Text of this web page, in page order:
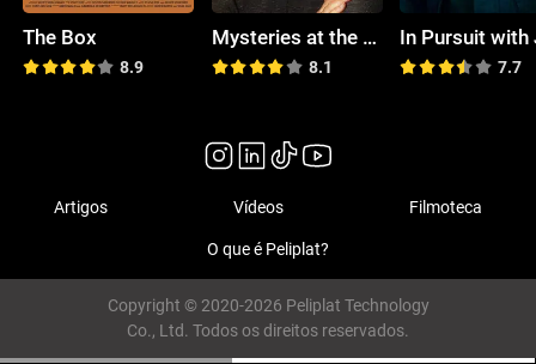
The Box
8.9
Mysteries at the Museum
8.1 7.7
Artigos Vídeos Filmoteca
O que é Peliplat?
Copyright © 2020-2026 Peliplat Technology
Co., Ltd. Todos os direitos reservados.